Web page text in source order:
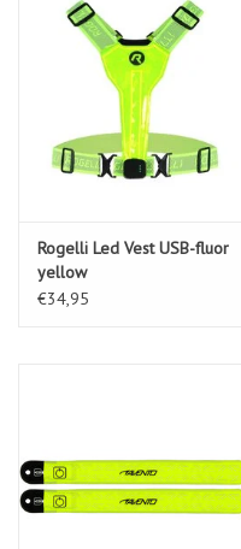
Rogelli Led Vest USB-fluor
yellow
€34,95